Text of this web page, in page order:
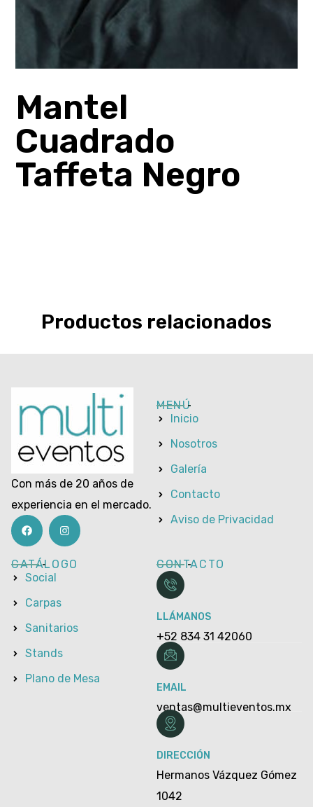
Mantel
Cuadrado
Taffeta Negro
Productos relacionados
Con más de 20 años de
experiencia en el mercado.
MENÚ
Inicio
Nosotros
Galería
Contacto
Aviso de Privacidad
CATÁLOGO
Social
Carpas
Sanitarios
Stands
Plano de Mesa
CONTACTO
LLÁMANOS
+52 834 31 42060
EMAIL
ventas@multieventos.mx
DIRECCIÓN
Hermanos Vázquez Gómez
1042